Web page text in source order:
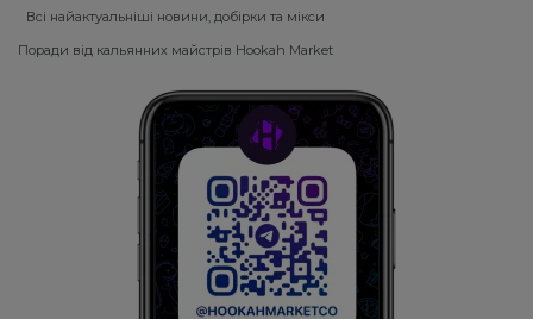
Всі найактуальніші новини, добірки та мікси
Поради від кальянних майстрів Hookah Market